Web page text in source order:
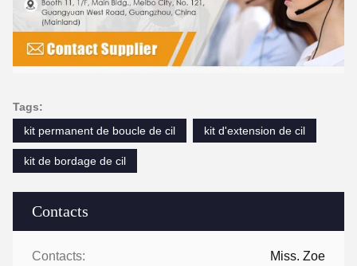
Contacts
Contacts: Miss. Zoe
Tags:
kit permanent de boucle de cil
kit d'extension de cil
kit de bordage de cil